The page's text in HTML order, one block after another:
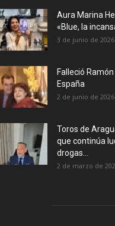
Aura Marina
«Blue, la
3 de junio de 2026
Falleció
España
2 de junio de 2026
Toros de
que continúa
drogas...
2 de marzo de